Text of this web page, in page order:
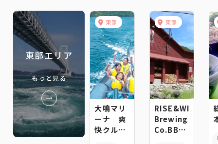
東部エリア
もっと見る
東部
大鳴マリ
ーナ 爽
快クルー
東部
RISE&WIN
Brewing